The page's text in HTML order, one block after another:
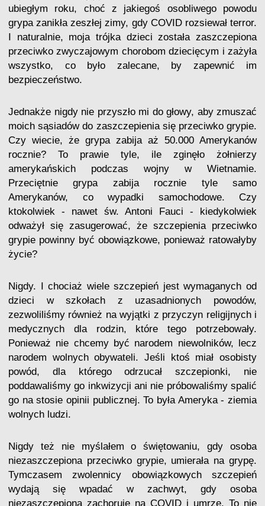
ubiegłym roku, choć z jakiegoś osobliwego powodu
grypa zanikła zeszłej zimy, gdy COVID rozsiewał terror.
I naturalnie, moja trójka dzieci została zaszczepiona
przeciwko zwyczajowym chorobom dziecięcym i zażyła
wszystko, co było zalecane, by zapewnić im
bezpieczeństwo.
Jednakże nigdy nie przyszło mi do głowy, aby zmuszać
moich sąsiadów do zaszczepienia się przeciwko grypie.
Czy wiecie, że grypa zabija aż 50.000 Amerykanów
rocznie? To prawie tyle, ile zginęło żołnierzy
amerykańskich podczas wojny w Wietnamie.
Przeciętnie grypa zabija rocznie tyle samo
Amerykanów, co wypadki samochodowe. Czy
ktokolwiek - nawet św. Antoni Fauci - kiedykolwiek
odważył się zasugerować, że szczepienia przeciwko
grypie powinny być obowiązkowe, ponieważ ratowałyby
życie?
Nigdy. I chociaż wiele szczepień jest wymaganych od
dzieci w szkołach z uzasadnionych powodów,
zezwoliliśmy również na wyjątki z przyczyn religijnych i
medycznych dla rodzin, które tego potrzebowały.
Ponieważ nie chcemy być narodem niewolników, lecz
narodem wolnych obywateli. Jeśli ktoś miał osobisty
powód, dla którego odrzucał szczepionki, nie
poddawaliśmy go inkwizycji ani nie próbowaliśmy spalić
go na stosie opinii publicznej. To była Ameryka - ziemia
wolnych ludzi.
Nigdy też nie myślałem o świętowaniu, gdy osoba
niezaszczepiona przeciwko grypie, umierała na grypę.
Tymczasem zwolennicy obowiązkowych szczepień
wydają się wpadać w zachwyt, gdy osoba
niezaszczepiona zachoruje na COVID i umrze. To nie